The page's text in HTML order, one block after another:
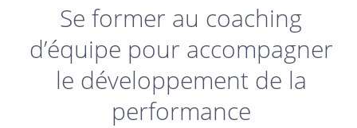
Se former au coaching
d’équipe pour accompagner
le développement de la
performance